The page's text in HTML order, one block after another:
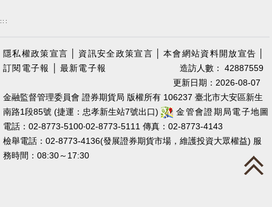
:::
隱私權政策宣言 資訊安全政策宣言 │本會網站資料開放宣告
訂閱電子報
最新電子報
造訪人數： 42887559
更新日期：2026-08-07
金融監督管理委員會 證券期貨局 版權所有 106237 臺北市大安區新生
南路1段85號 (捷運：忠孝新生站7號出口)
金管會證期局電子地圖
電話：02-8773-5100‧02-8773-5111 傳真：02-8773-4143
檢舉電話：02-8773-4136(發展證券期貨市場，維護投資大眾權益) 服
務時間：08:30～17:30